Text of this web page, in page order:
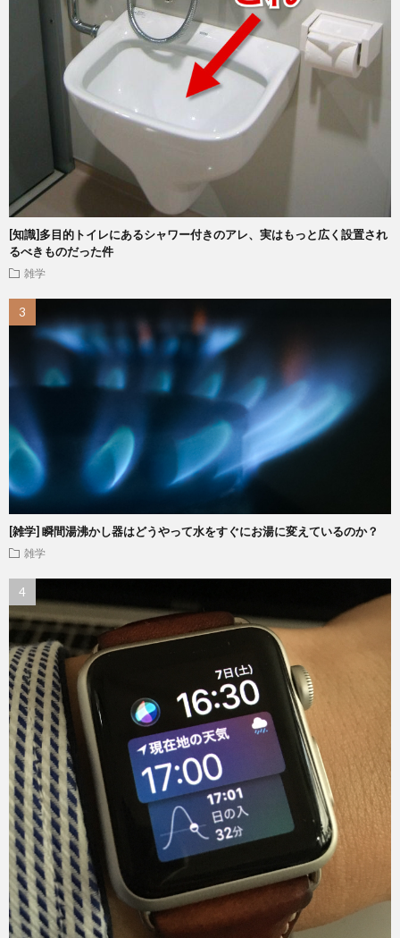
[知識]多目的トイレにあるシャワー付きのアレ、実はもっと広く設置され
るべきものだった件
雑学
[雑学] 瞬間湯沸かし器はどうやって水をすぐにお湯に変えているのか？
雑学